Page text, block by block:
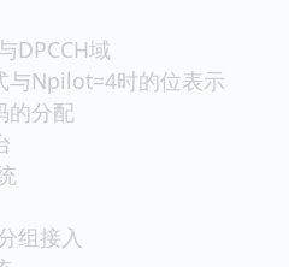
域
Npilot=4时的位表示
分配
组接入